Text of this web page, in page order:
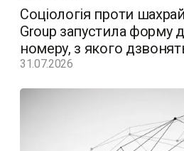
Соціологія проти
Group запустила форму
номеру, з якого
31.07.2026